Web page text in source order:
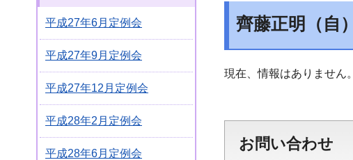
平成27年6月定例会
平成27年9月定例会
平成27年12月定例会
平成28年2月定例会
平成28年6月定例会
齊藤正明（自）
現在、情報はありません。
お問い合わせ